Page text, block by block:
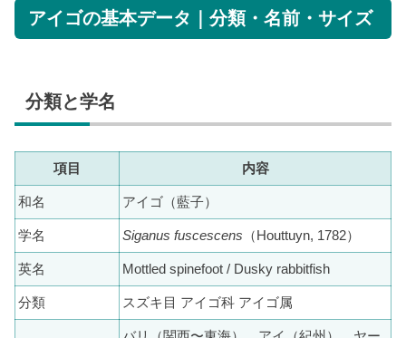
アイゴの基本データ｜分類・名前・サイズ
分類と学名
項目 内容
和名 アイゴ（藍子）
学名 Siganus fuscescens （Houttuyn, 1782）
英名 Mottled spinefoot / Dusky rabbitfish
分類 スズキ目 アイゴ科 アイゴ属